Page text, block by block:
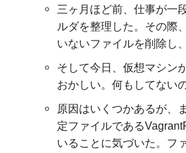
三ヶ月ほど前、仕事が一
ルダを整理した。その際
いないファイルを削除し
そして今日、仮想マシン
おかしい。何もしてない
原因はいくつかあるが、
定ファイルである
いることに気づいた。フ